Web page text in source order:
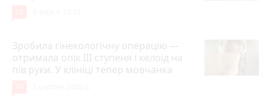
Зробила гінекологічну операцію —
отримала опік ІІІ ступеня і келоїд на
пів руки. У клініці тепер мовчанка